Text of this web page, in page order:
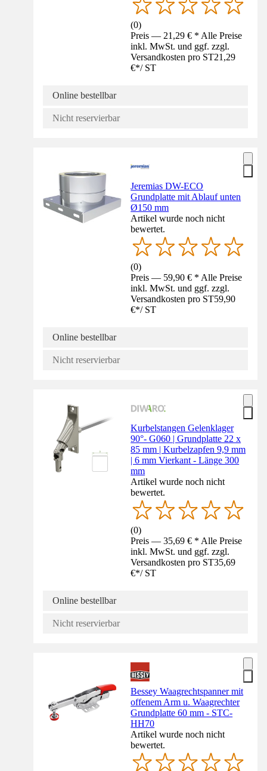
(0)
Preis — 21,29 € * Alle Preise
inkl. MwSt. und ggf. zzgl.
Versandkosten pro ST21,29
€*/ ST
Online bestellbar
Nicht reservierbar
Jeremias DW-ECO
Grundplatte mit Ablauf unten
Ø150 mm
Artikel wurde noch nicht
bewertet.
(0)
Preis — 59,90 € * Alle Preise
inkl. MwSt. und ggf. zzgl.
Versandkosten pro ST59,90
€*/ ST
Online bestellbar
Nicht reservierbar
Kurbelstangen Gelenklager
90°- G060 | Grundplatte 22 x
85 mm | Kurbelzapfen 9,9 mm
| 6 mm Vierkant - Länge 300
mm
Artikel wurde noch nicht
bewertet.
(0)
Preis — 35,69 € * Alle Preise
inkl. MwSt. und ggf. zzgl.
Versandkosten pro ST35,69
€*/ ST
Online bestellbar
Nicht reservierbar
Bessey Waagrechtspanner mit
offenem Arm u. Waagrechter
Grundplatte 60 mm - STC-
HH70
Artikel wurde noch nicht
bewertet.